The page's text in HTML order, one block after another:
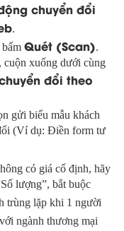
chuyển đổi
.
Quét (Scan).
cuộn xuống dưới cùng
đổi theo
gửi biểu mẫu khách
(Ví dụ: Điền form tư
có giá cố định, hãy
lượng”, bắt buộc
trùng lặp khi 1 người
ngành thương mại